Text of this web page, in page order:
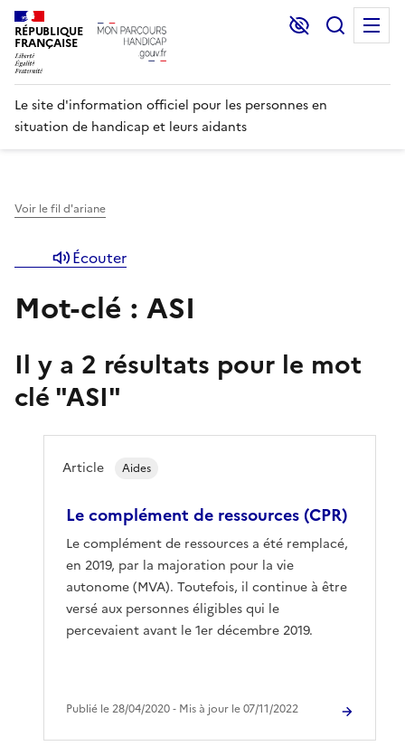
RÉPUBLIQUE
FRANÇAISE
Lecture et
Le site d'information officiel pour les personnes en
situation de handicap et leurs aidants
Voir le fil d'ariane
Écouter
Mot-clé : ASI
Il y a 2 résultats pour le mot
clé "ASI"
Le complément de ressources (CPR)
Le complément de ressources a été remplacé,
en 2019, par la majoration pour la vie
autonome (MVA). Toutefois, il continue à être
versé aux personnes éligibles qui le
percevaient avant le 1er décembre 2019.
Article Aides
Publié le 28/04/2020 ‐ Mis à jour le 07/11/2022